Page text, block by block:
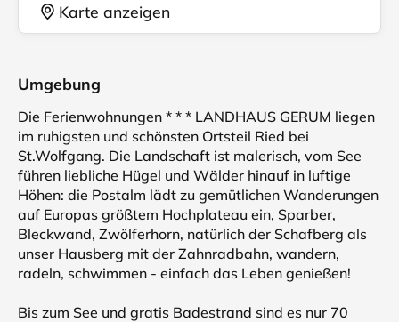
Karte anzeigen
Umgebung
Die Ferienwohnungen * * * LANDHAUS GERUM liegen
im ruhigsten und schönsten Ortsteil Ried bei
St.Wolfgang. Die Landschaft ist malerisch, vom See
führen liebliche Hügel und Wälder hinauf in luftige
Höhen: die Postalm lädt zu gemütlichen Wanderungen
auf Europas größtem Hochplateau ein, Sparber,
Bleckwand, Zwölferhorn, natürlich der Schafberg als
unser Hausberg mit der Zahnradbahn, wandern,
radeln, schwimmen - einfach das Leben genießen!
Bis zum See und gratis Badestrand sind es nur 70